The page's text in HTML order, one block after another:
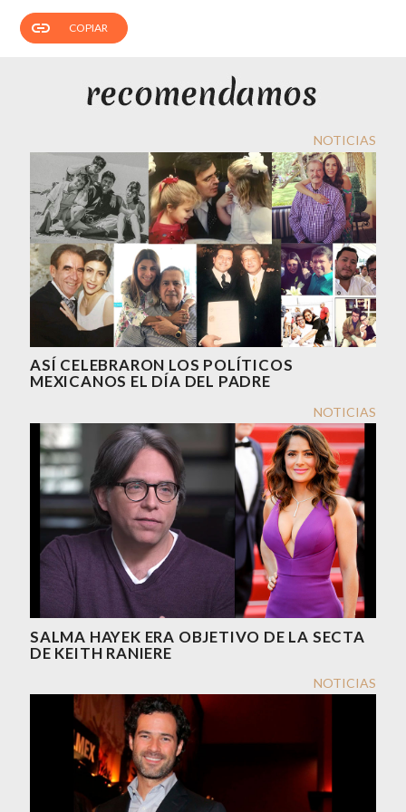
link COPIAR
NOTICIAS
ASÍ CELEBRARON LOS POLÍTICOS
MEXICANOS EL DÍA DEL PADRE
NOTICIAS
SALMA HAYEK ERA OBJETIVO DE LA SECTA
DE KEITH RANIERE
NOTICIAS